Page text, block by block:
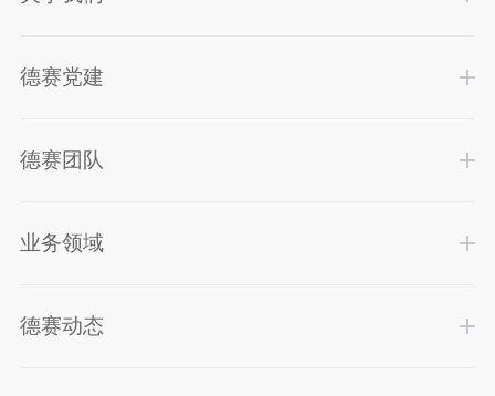
德赛党建
德赛团队
业务领域
德赛动态